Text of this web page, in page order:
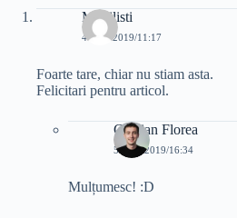
Mobilisti
4 MAI 2019/11:17
Foarte tare, chiar nu stiam asta.
Felicitari pentru articol.
Cristian Florea
5 MAI 2019/16:34
Mulțumesc! :D